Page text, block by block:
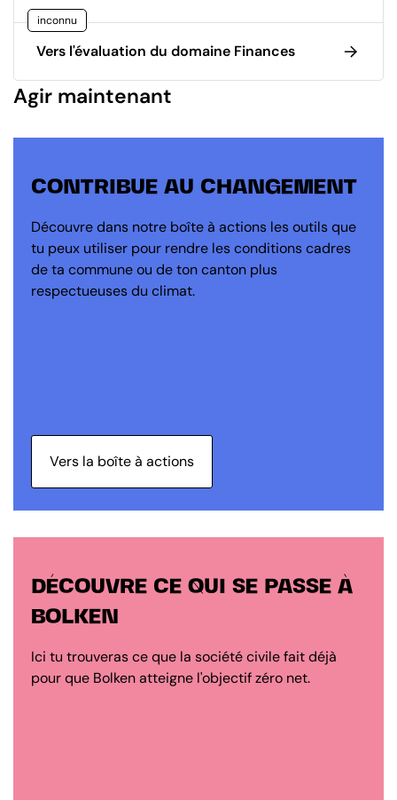
inconnu
Vers l'évaluation du domaine Finances
Agir maintenant
CONTRIBUE AU CHANGEMENT
Découvre dans notre boîte à actions les outils que
tu peux utiliser pour rendre les conditions cadres
de ta commune ou de ton canton plus
respectueuses du climat.
Vers la boîte à actions
DÉCOUVRE CE QUI SE PASSE À
BOLKEN
Ici tu trouveras ce que la société civile fait déjà
pour que Bolken atteigne l'objectif zéro net.